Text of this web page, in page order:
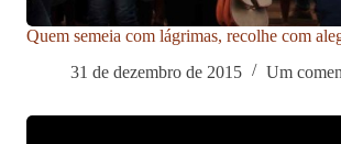
Quem semeia com lágrimas, recolhe com
31 de dezembro de 2015
Um